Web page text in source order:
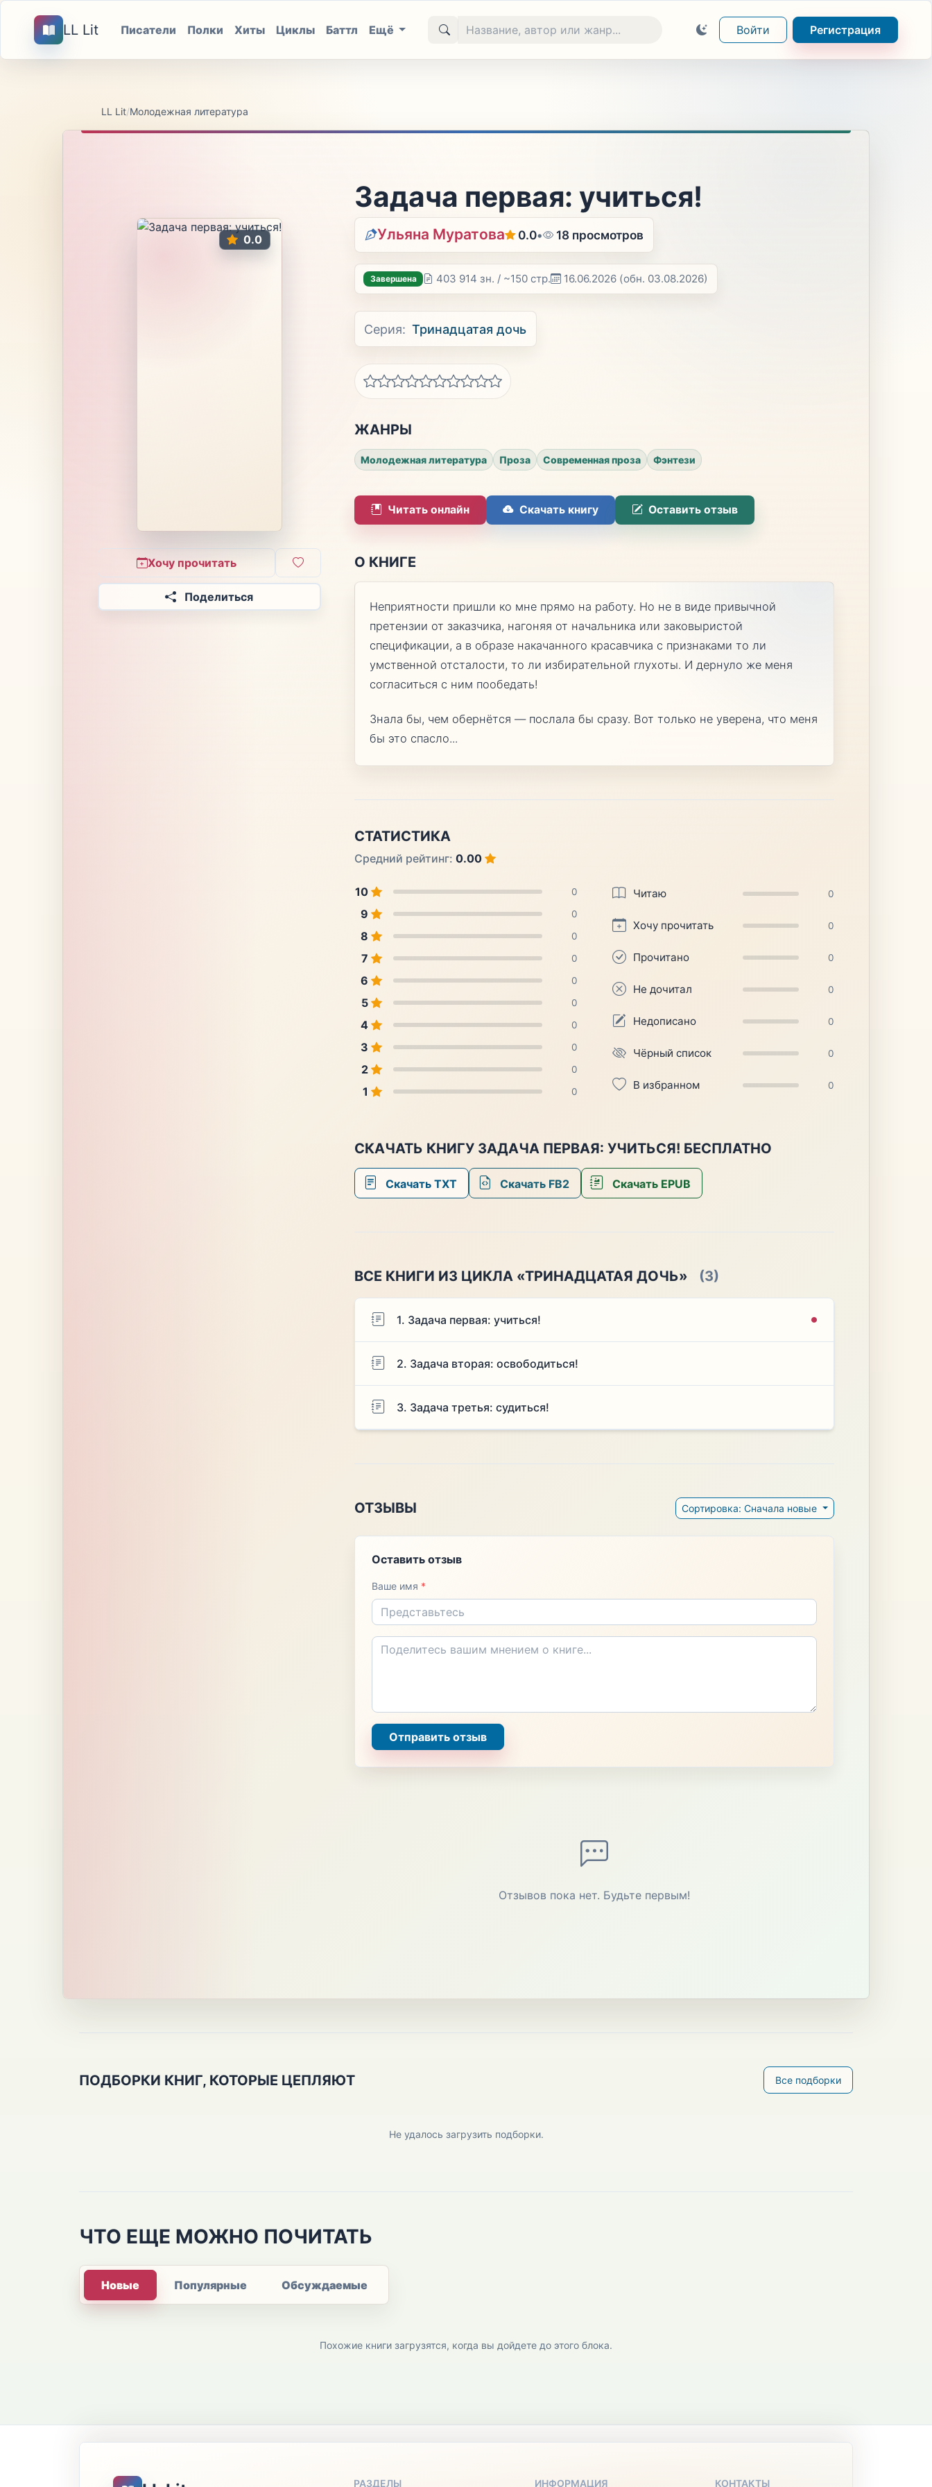
LL Lit Писатели Полки Хиты Циклы Баттл Ещё Войти Регистрация
LL Lit/Молодежная литература
0.0
Хочу прочитать
Поделиться
Задача первая: учиться!
Ульяна Муратова 0.0• 18 просмотров
Завершена 403 914 зн. / ~150 стр. 16.06.2026 (обн. 03.08.2026)
Серия: Тринадцатая дочь
ЖАНРЫ
Молодежная литература Проза Современная проза Фэнтези
Читать онлайн Скачать книгу Оставить отзыв
О КНИГЕ
Неприятности пришли ко мне прямо на работу. Но не в виде привычной
претензии от заказчика, нагоняя от начальника или заковыристой
спецификации, а в образе накачанного красавчика с признаками то ли
умственной отсталости, то ли избирательной глухоты. И дернуло же меня
согласиться с ним пообедать!
Знала бы, чем обернётся — послала бы сразу. Вот только не уверена, что меня
бы это спасло...
СТАТИСТИКА
Средний рейтинг: 0.00
10 0
9 0
8 0
7 0
6 0
5 0
4 0
3 0
2 0
1 0
Читаю 0
Хочу прочитать 0
Прочитано 0
Не дочитал 0
Недописано 0
Чёрный список 0
В избранном 0
СКАЧАТЬ КНИГУ ЗАДАЧА ПЕРВАЯ: УЧИТЬСЯ! БЕСПЛАТНО
Скачать TXT Скачать FB2 Скачать EPUB
ВСЕ КНИГИ ИЗ ЦИКЛА «ТРИНАДЦАТАЯ ДОЧЬ» (3)
1. Задача первая: учиться!
2. Задача вторая: освободиться!
3. Задача третья: судиться!
ОТЗЫВЫ Сортировка: Сначала новые
Оставить отзыв
Ваше имя *
Отправить отзыв
Отзывов пока нет. Будьте первым!
ПОДБОРКИ КНИГ, КОТОРЫЕ ЦЕПЛЯЮТ Все подборки
Не удалось загрузить подборки.
ЧТО ЕЩЕ МОЖНО ПОЧИТАТЬ
Новые Популярные Обсуждаемые
Похожие книги загрузятся, когда вы дойдете до этого блока.
РАЗДЕЛЫ ИНФОРМАЦИЯ КОНТАКТЫ